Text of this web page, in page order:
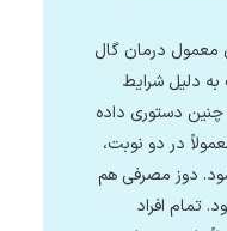
درمان گال
دلیل شرایط
دستوری داده
در دو نوبت،
می‌شود. دوز مصرفی هم
تمام افراد